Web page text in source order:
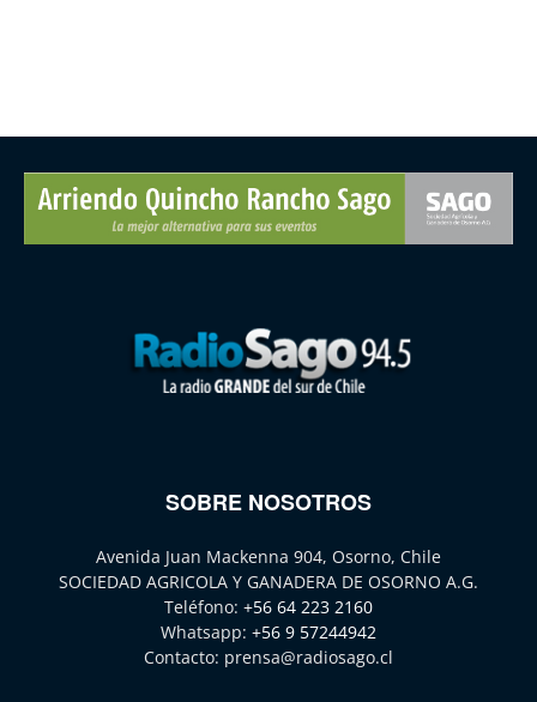
SOBRE NOSOTROS
Avenida Juan Mackenna 904, Osorno, Chile
SOCIEDAD AGRICOLA Y GANADERA DE OSORNO A.G.
Teléfono: +56 64 223 2160
Whatsapp: +56 9 57244942
Contacto: prensa@radiosago.cl